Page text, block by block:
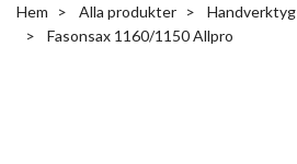
Hem Alla produkter Handverktyg
Fasonsax 1160/1150 Allpro